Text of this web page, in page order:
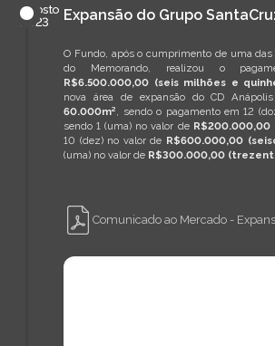
agosto
de
2023 Expansão do Grupo
O Fundo, após o cumprimento de uma
do Memorando, realizou o
R$6.500.000,00 (seis milhões e
nova área de expansão do CD
60.000m²
, sendo o pagamento em 12
sendo 1 (uma) no valor de
10 (dez) no valor de R$600.000,00
(uma) no valor de R$300.000,00
Comunicado ao Mercado -